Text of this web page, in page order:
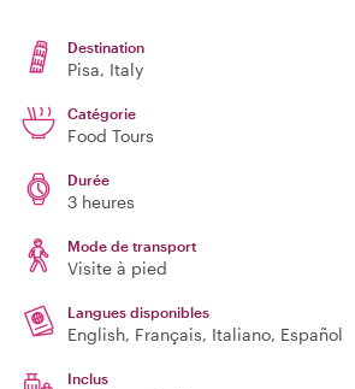
Destination
Pisa, Italy
Catégorie
Food Tours
Durée
3 heures
Mode de transport
Visite à pied
Langues disponibles
English, Français, Italiano, Español
Inclus